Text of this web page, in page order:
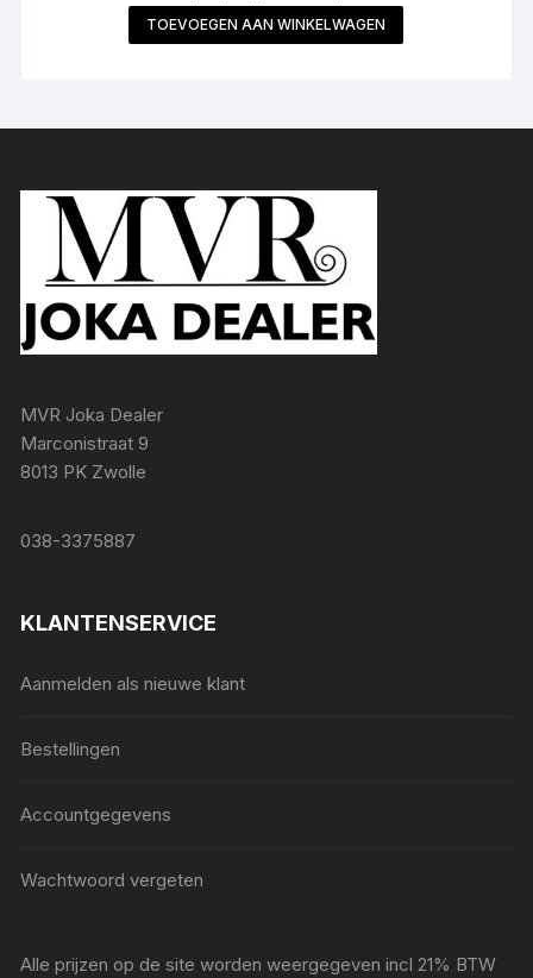
TOEVOEGEN AAN WINKELWAGEN
MVR Joka Dealer
Marconistraat 9
8013 PK Zwolle
038-3375887
KLANTENSERVICE
Aanmelden als nieuwe klant
Bestellingen
Accountgegevens
Wachtwoord vergeten
Alle prijzen op de site worden weergegeven incl 21% BTW